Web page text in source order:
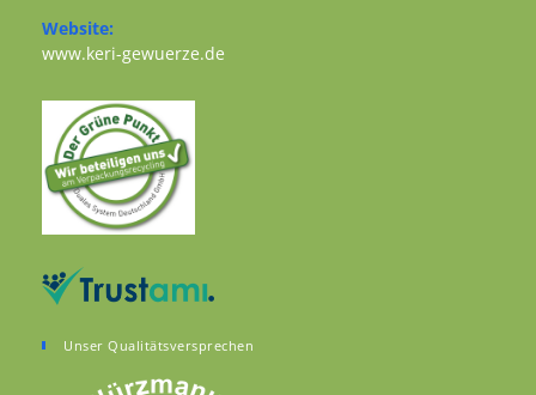
Website:
www.keri-gewuerze.de
Unser Qualitätsversprechen